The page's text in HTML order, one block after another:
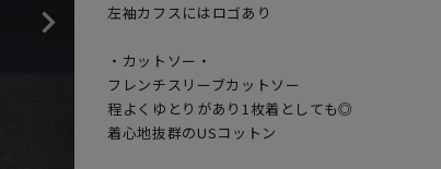
左袖カフスにはロゴあり
・カットソー・
フレンチスリーブカットソー
程よくゆとりがあり1枚着としても◎
着心地抜群のUSコットン